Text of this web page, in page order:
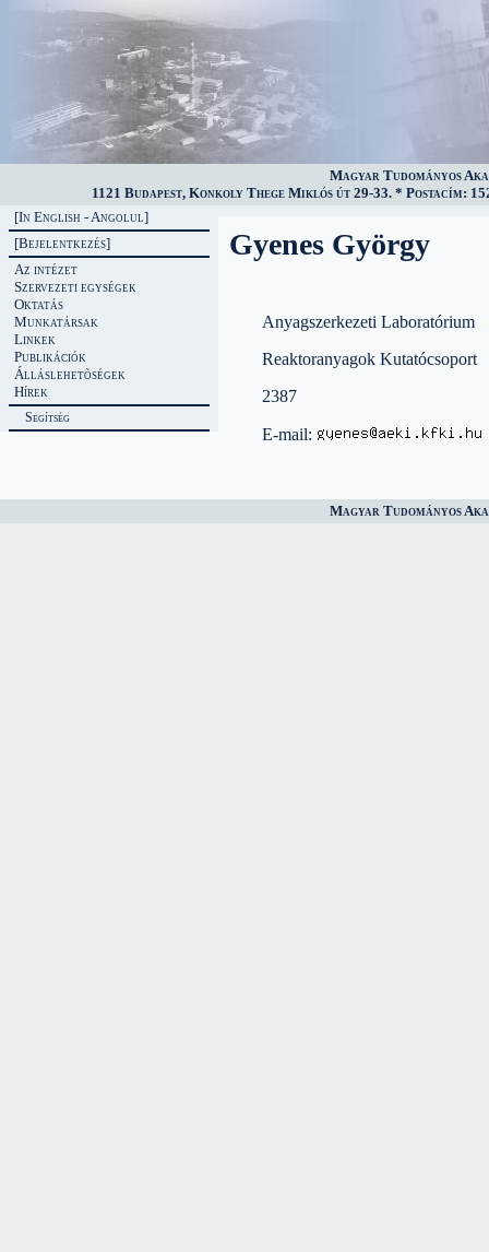
Magyar Tudományos
1121 Budapest, Konkoly Thege Miklós út 29-33. * Postacím:
[In English - Angolul]
[Bejelentkezés]
Az intézet
Szervezeti egységek
Oktatás
Munkatársak
Linkek
Publikációk
Álláslehetõségek
Hírek
Segítség
Gyenes György
Anyagszerkezeti Laboratórium
Reaktoranyagok Kutatócsoport
2387
E-mail:
Magyar Tudományos